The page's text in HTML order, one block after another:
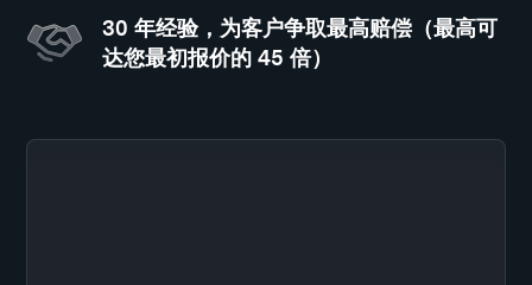
30 年经验，为客户争取最高赔偿（最高可
达您最初报价的 45 倍）